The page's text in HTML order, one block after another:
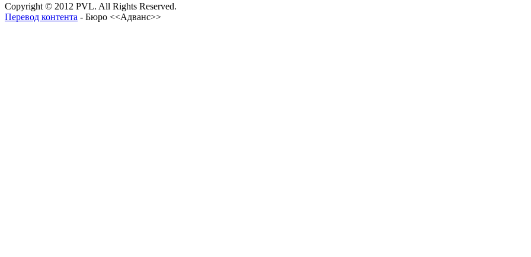
Copyright © 2012 PVL. All Rights Reserved.
Перевод контента - Бюро <<Адванс>>